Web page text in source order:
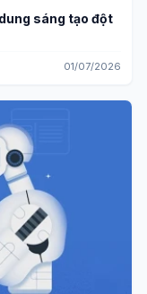
sáng tạo đột
01/07/2026